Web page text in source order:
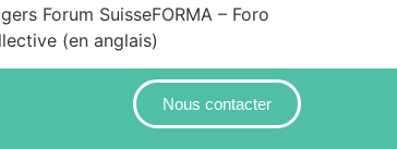
Forum SuisseFORMA – Foro
(en anglais)
Nous contacter